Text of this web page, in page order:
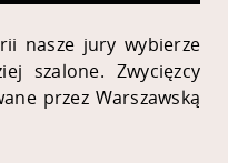
nasze jury wybierze
szalone. Zwycięzcy
przez Warszawską